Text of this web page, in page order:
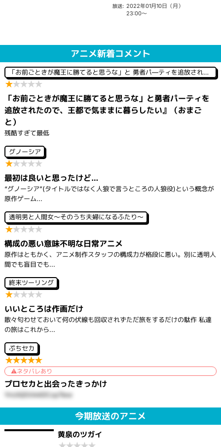
放送: 2022年01月10日（月）
23:00～
アニメ新着コメント
「お前ごときが魔王に勝てると思うな」と 勇者パ―ティを追放されたので、王都で気ままに暮らしたい
★★★★★
「お前ごときが魔王に勝てると思うな」と勇者パーティを
追放されたので、王都で気ままに暮らしたい』（おまご
と）
残酷すぎて最低
グノーシア
★★★★★
最初は良いと思ったけど…
“グノーシア”(タイトルではなく人狼で言うところの人狼役)という概念が
原作ゲーム...
透明男と人間女～そのうち夫婦になるふたり～
★★★★★
構成の悪い意味不明な日常アニメ
原作はともかく、アニメ制作スタッフの構成力が格段に悪い。別に透明人
間でも盲目でも...
終末ツーリング
★★★★★
いいところは作画だけ
散々匂わせておいて何の伏線も回収されずただ旅をするだけの駄作 私達
の旅はこれから...
ぷちセカ
★★★★★
ネタバレあり
プロセカと出会ったきっかけ
YnUtQ5XAADCcp7lew
今期放送のアニメ
黄泉のツガイ